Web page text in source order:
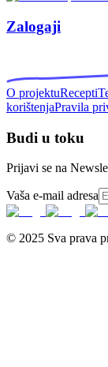
Zalogaji
O projektuRecepti
korištenjaPravila
Budi u toku
Prijavi se na
Vaša e-mail adresa
© 2025 Sva prava